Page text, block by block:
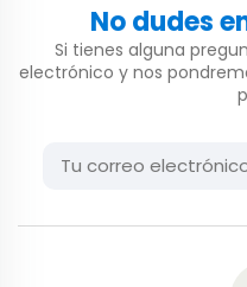
No dudes
Si tienes alguna
electrónico y nos